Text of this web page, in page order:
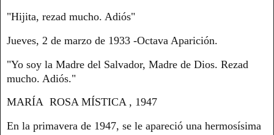
"Hijita, rezad mucho. Adiós"
Jueves, 2 de marzo de 1933 -Octava Aparición.
"Yo soy la Madre del Salvador, Madre de Dios. Rezad
mucho. Adiós."
MARÍA ROSA MÍSTICA , 1947
En la primavera de 1947, se le apareció una hermosísima